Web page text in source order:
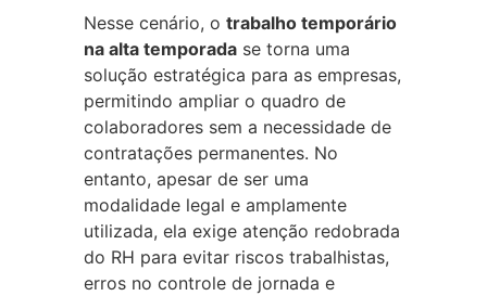
Nesse cenário, o trabalho temporário
na alta temporadase torna uma
solução estratégica para as empresas,
permitindo ampliar o quadro de
colaboradores sem a necessidade de
contratações permanentes. No
entanto, apesar de ser uma
modalidade legal e amplamente
utilizada, ela exige atenção redobrada
do RH para evitar riscos trabalhistas,
erros no controle de jornada e